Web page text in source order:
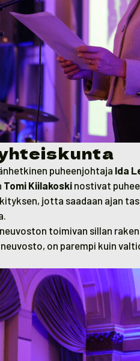
puheenjohtaja Ida
Tomi Kiilakoski nostivat
jotta saadaan ajan
toimivan sillan
on parempi kuin
jäsen Tomi